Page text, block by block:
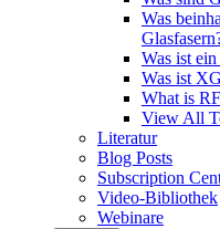
Was
Was ist
Was ist
What is
View All
Literatur
Blog Posts
Subscription
Video-Bibliothek
Webinare